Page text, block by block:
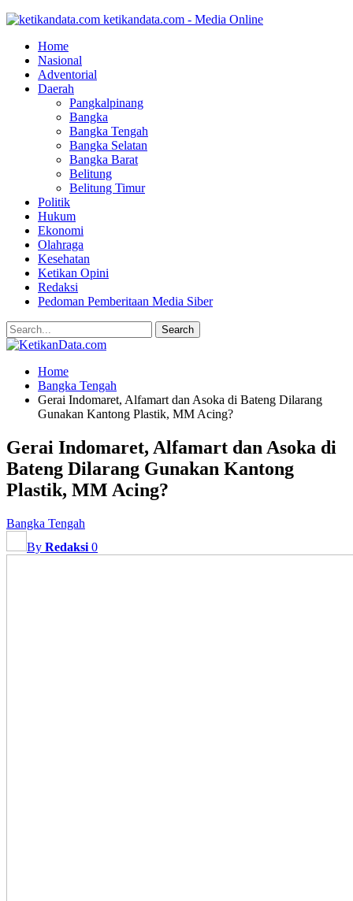
ketikandata.com - Media Online
Home
Nasional
Adventorial
Daerah
Pangkalpinang
Bangka
Bangka Tengah
Bangka Selatan
Bangka Barat
Belitung
Belitung Timur
Politik
Hukum
Ekonomi
Olahraga
Kesehatan
Ketikan Opini
Redaksi
Pedoman Pemberitaan Media Siber
Home
Bangka Tengah
Gerai Indomaret, Alfamart dan Asoka di Bateng Dilarang
Gunakan Kantong Plastik, MM Acing?
Gerai Indomaret, Alfamart dan Asoka di
Bateng Dilarang Gunakan Kantong
Plastik, MM Acing?
Bangka Tengah
By Redaksi 0